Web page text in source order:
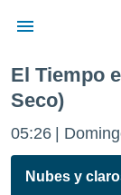
de
para
la
El Tiempo
Seco)
05:26
Nubes y